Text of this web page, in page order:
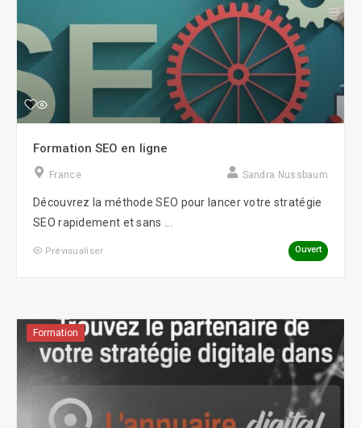
Formation SEO en ligne
France Sandra Nussbaum
Découvrez la méthode SEO pour lancer votre stratégie
SEO rapidement et sans ...
Prévisualiser Ouvert
Formation